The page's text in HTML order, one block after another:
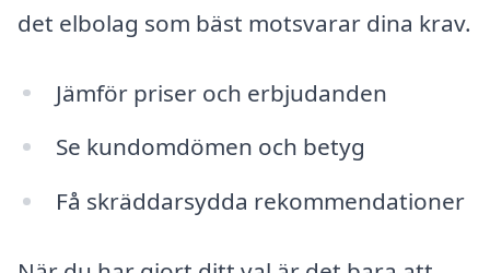
det elbolag som bäst motsvarar dina krav.
Jämför priser och erbjudanden
Se kundomdömen och betyg
Få skräddarsydda rekommendationer